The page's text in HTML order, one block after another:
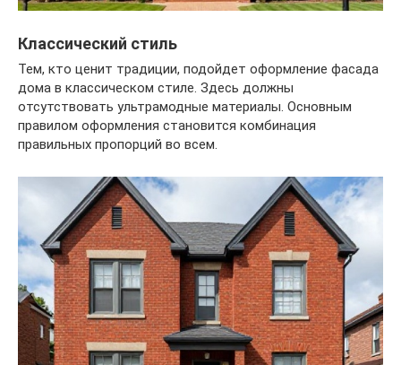
Классический стиль
Тем, кто ценит традиции, подойдет оформление фасада
дома в классическом стиле. Здесь должны
отсутствовать ультрамодные материалы. Основным
правилом оформления становится комбинация
правильных пропорций во всем.